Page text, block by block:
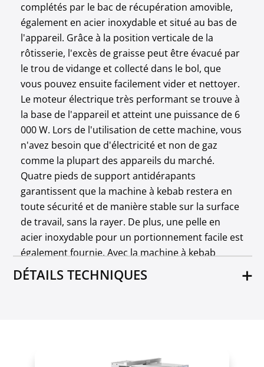
complétés par le bac de récupération amovible,
également en acier inoxydable et situé au bas de
l'appareil. Grâce à la position verticale de la
rôtisserie, l'excès de graisse peut être évacué par
le trou de vidange et collecté dans le bol, que
vous pouvez ensuite facilement vider et nettoyer.
Le moteur électrique très performant se trouve à
la base de l'appareil et atteint une puissance de 6
000 W. Lors de l'utilisation de cette machine, vous
n'avez besoin que d'électricité et non de gaz
comme la plupart des appareils du marché.
Quatre pieds de support antidérapants
garantissent que la machine à kebab restera en
toute sécurité et de manière stable sur la surface
de travail, sans la rayer. De plus, une pelle en
acier inoxydable pour un portionnement facile est
également fournie. Avec la machine à kebab
électrique, vous pouvez couper la viande tranche
par tranche avec précision et sans effort
augmente votre sécurité lors de la coupe. Selon
DÉTAILS TECHNIQUES